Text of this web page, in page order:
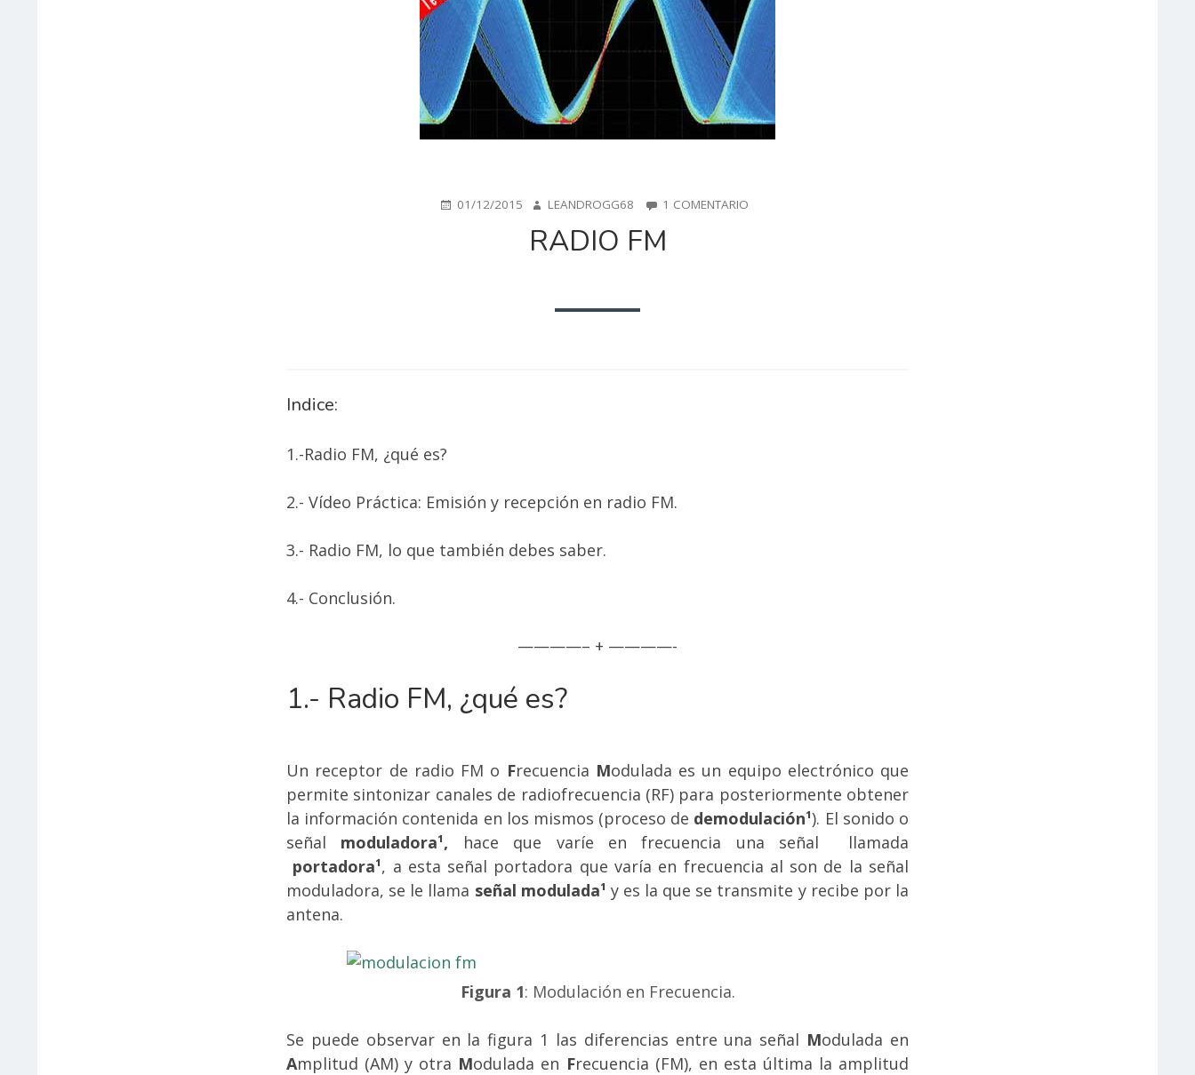
PUBLICADO
01/12/2015 AUTORLEANDROGG68 1 COMENTARIO
RADIO FM
Indice:
1.-Radio FM, ¿qué es?
2.- Vídeo Práctica: Emisión y recepción en radio FM.
3.- Radio FM, lo que también debes saber.
4.- Conclusión.
————– + ————-
1.- Radio FM, ¿qué es?
Un receptor de radio FM o Frecuencia Modulada es un equipo electrónico que
permite sintonizar canales de radiofrecuencia (RF) para posteriormente obtener
la información contenida en los mismos (proceso de demodulación¹). El sonido o
señal moduladora¹, hace que varíe en frecuencia una señal llamada
portadora¹, a esta señal portadora que varía en frecuencia al son de la señal
moduladora, se le llama señal modulada¹ y es la que se transmite y recibe por la
antena.
Figura 1: Modulación en Frecuencia.
Se puede observar en la figura 1 las diferencias entre una señal Modulada en
Amplitud (AM) y otra Modulada en Frecuencia (FM), en esta última la amplitud